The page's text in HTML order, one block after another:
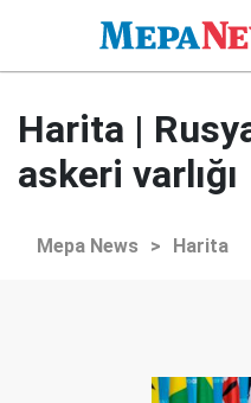
Harita |
askeri varlığı
Mepa News > Harita